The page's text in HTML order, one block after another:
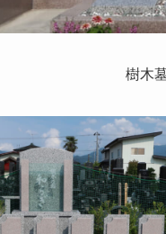
樹木